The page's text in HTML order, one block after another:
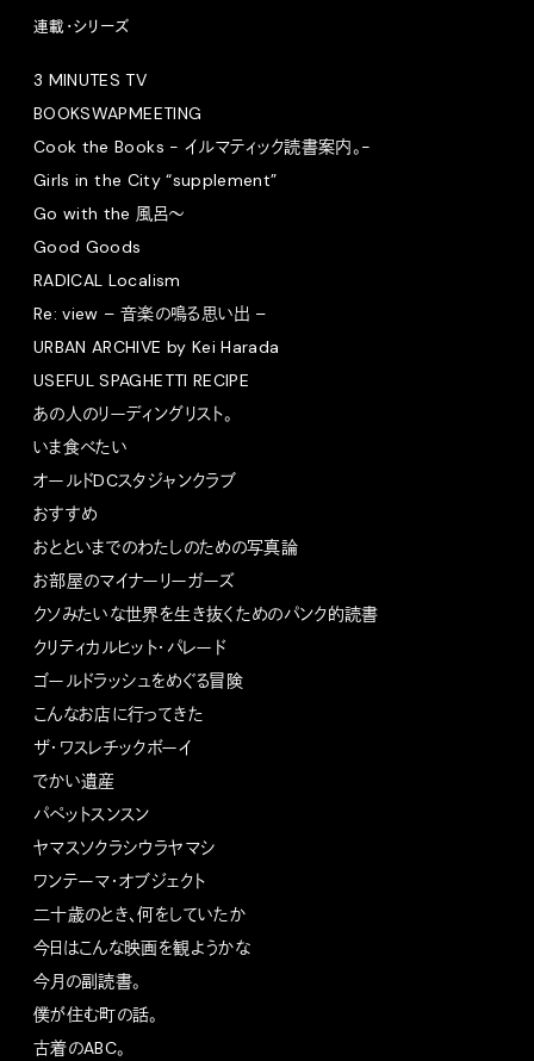
連載・シリーズ
3 MINUTES TV
BOOKSWAPMEETING
Cook the Books - イルマティック読書案内。-
Girls in the City “supplement”
Go with the 風呂〜
Good Goods
RADICAL Localism
Re: view – 音楽の鳴る思い出 –
URBAN ARCHIVE by Kei Harada
USEFUL SPAGHETTI RECIPE
あの人のリーディングリスト。
いま食べたい
オールドDCスタジャンクラブ
おすすめ
おとといまでのわたしのための写真論
お部屋のマイナーリーガーズ
クソみたいな世界を生き抜くためのパンク的読書
クリティカルヒット・パレード
ゴールドラッシュをめぐる冒険
こんなお店に行ってきた
ザ・ワスレチックボーイ
でかい遺産
パペットスンスン
ヤマスソクラシウラヤマシ
ワンテーマ・オブジェクト
二十歳のとき、何をしていたか
今日はこんな映画を観ようかな
今月の副読書。
僕が住む町の話。
古着のABC。